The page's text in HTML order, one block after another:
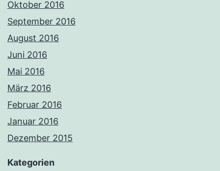
Oktober 2016
September 2016
August 2016
Juni 2016
Mai 2016
März 2016
Februar 2016
Januar 2016
Dezember 2015
Kategorien